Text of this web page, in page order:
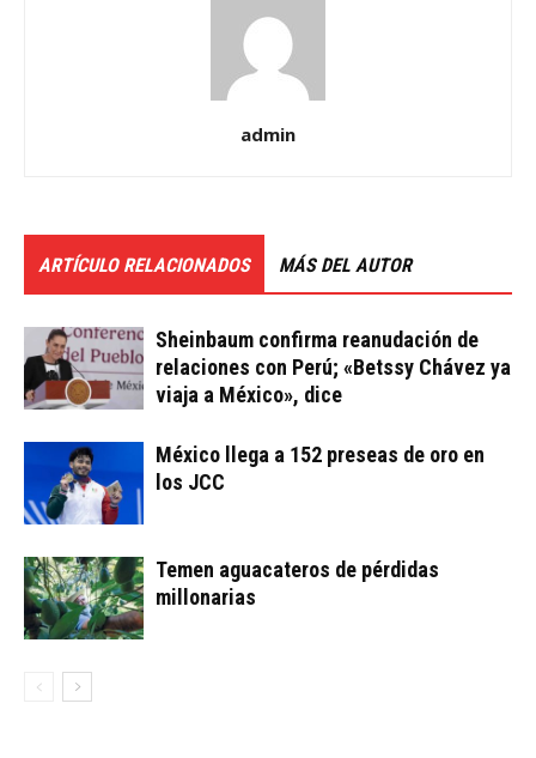
admin
ARTÍCULO RELACIONADOS MÁS DEL AUTOR
Sheinbaum confirma reanudación de
relaciones con Perú; «Betssy Chávez ya
viaja a México», dice
México llega a 152 preseas de oro en
los JCC
Temen aguacateros de pérdidas
millonarias